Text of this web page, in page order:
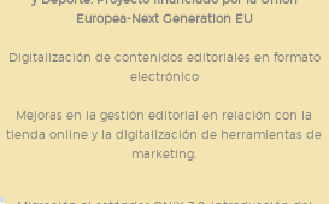
Europea-Next Generation EU
Digitalización de contenidos editoriales en formato
electrónico
Mejoras en la gestión editorial en relación con la
tienda online y la digitalización de herramientas de
marketing.